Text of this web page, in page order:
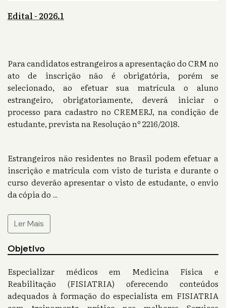
Edital - 2026.1
Para candidatos estrangeiros a apresentação do CRM no
ato de inscrição não é obrigatória, porém se
selecionado, ao efetuar sua matrícula o aluno
estrangeiro, obrigatoriamente, deverá iniciar o
processo para cadastro no CREMERJ, na condição de
estudante, prevista na Resolução nº 2216/2018.
Estrangeiros não residentes no Brasil podem efetuar a
inscrição e matrícula com visto de turista e durante o
curso deverão apresentar o visto de estudante, o envio
da cópia do ...
Ler Mais
Objetivo
Especializar médicos em Medicina Física e
Reabilitação (FISIATRIA) oferecendo conteúdos
adequados à formação do especialista em FISIATRIA